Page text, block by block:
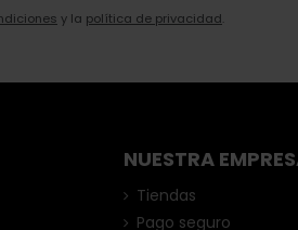
y la política de privacidad.
NUESTRA
Tiendas
Pago seguro